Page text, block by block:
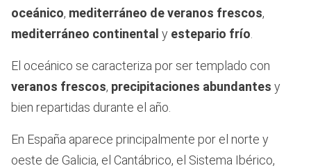
oceánico, mediterráneo de veranos frescos,
mediterráneo continental y estepario frío
El oceánico se caracteriza por ser templado con
veranos frescos, precipitaciones abundantes y
bien repartidas durante el año.
En España aparece principalmente por el norte y
oeste de Galicia, el Cantábrico, el Sistema Ibérico,